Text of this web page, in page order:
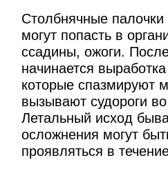
Столбнячные
могут попасть в
ссадины, ожоги.
начинается
которые спазмируют
вызывают судороги
Летальный исход
осложнения могут
проявляться в